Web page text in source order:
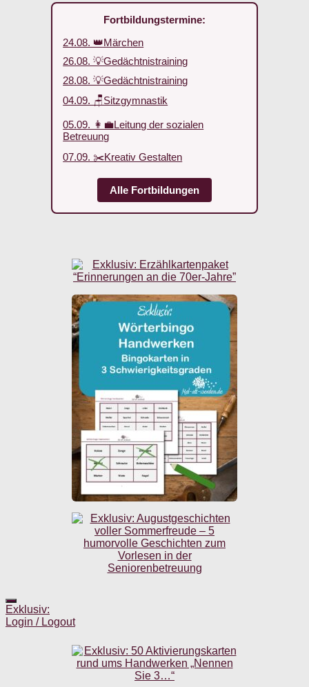
Fortbildungstermine:
24.08. 👑Märchen
26.08. 💡Gedächtnistraining
28.08. 💡Gedächtnistraining
04.09. 🪑Sitzgymnastik
05.09. 👩‍💼Leitung der sozialen
Betreuung
07.09. ✂️Kreativ Gestalten
Alle Fortbildungen
Exklusiv:
Login / Logout